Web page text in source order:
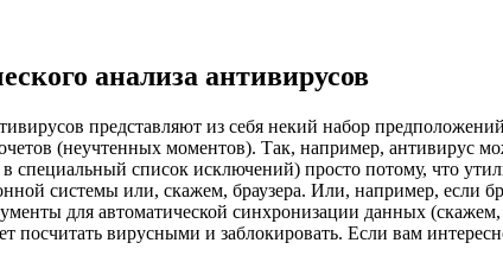
анализа антивирусов
представляют из себя некий набор
(неучтенных моментов). Так, например, антивирус
специальный список исключений) просто потому, что
системы или, скажем, браузера. Или, например, если
для автоматической синхронизации данных
посчитать вирусными и заблокировать. Если вам